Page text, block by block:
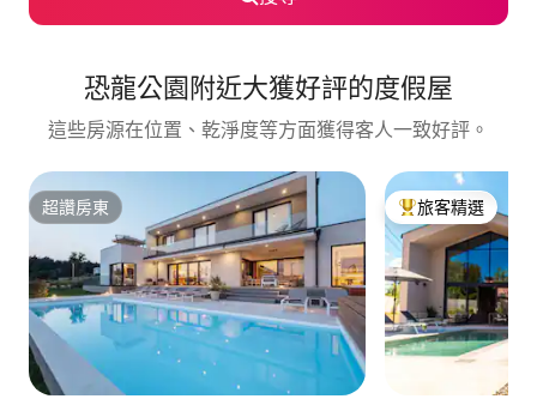
恐龍公園附近大獲好評的度假屋
這些房源在位置、乾淨度等方面獲得客人一致好評。
超讚房東
超讚房東 旅客精選榜首
旅客精選